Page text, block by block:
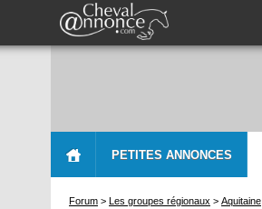
PETITES ANNONCES
Forum > Les groupes régionaux > Aquitaine